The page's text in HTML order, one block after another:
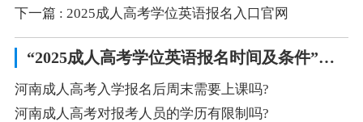
下一篇 : 2025成人高考学位英语报名入口官网
“2025成人高考学位英语报名时间及条件”相关阅读
河南成人高考入学报名后周末需要上课吗?
河南成人高考对报考人员的学历有限制吗?